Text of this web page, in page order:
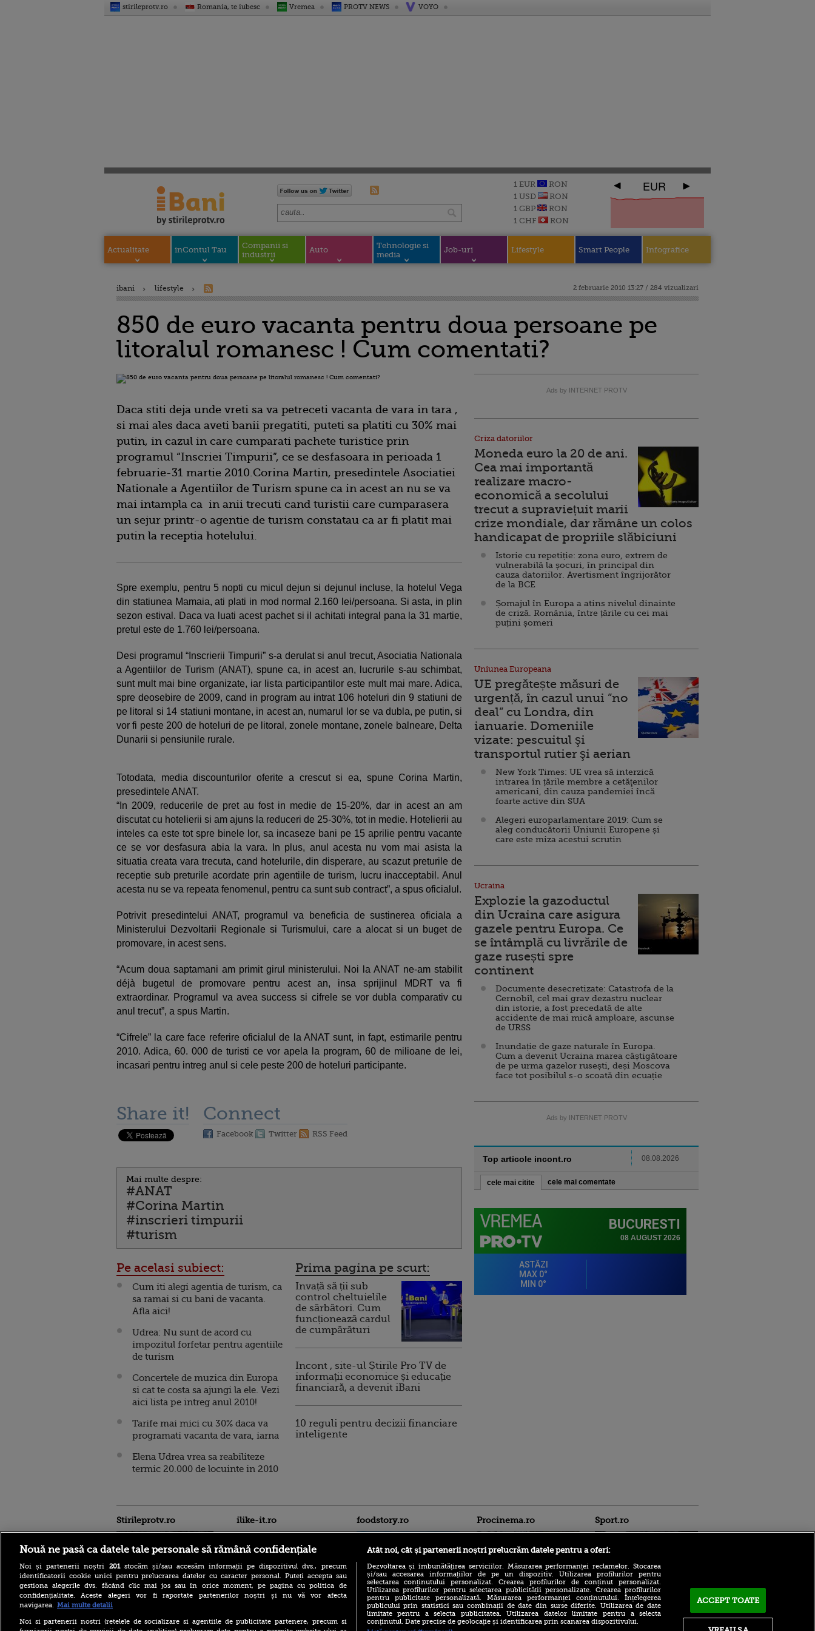
stirileprotv.ro Romania, te iubesc Vremea PROTV NEWS VOYO
1 EUR
RON
1 USD
RON
1 GBP
RON
1 CHF
RON
EUR
Actualitate inContul Tau
Companii si
industrii
Auto
Tehnologie si
media
Job-uri Lifestyle Smart People Infografice
ibani lifestyle 2 februarie 2010 13:27 / 284 vizualizari
850 de euro vacanta pentru doua persoane pe
litoralul romanesc ! Cum comentati?
Daca stiti deja unde vreti sa va petreceti vacanta de vara in tara ,
si mai ales daca aveti banii pregatiti, puteti sa platiti cu 30% mai
putin, in cazul in care cumparati pachete turistice prin
programul “Inscriei Timpurii”, ce se desfasoara in perioada 1
februarie-31 martie 2010.Corina Martin, presedintele Asociatiei
Nationale a Agentiilor de Turism spune ca in acest an nu se va
mai intampla ca in anii trecuti cand turistii care cumparasera
un sejur printr-o agentie de turism constatau ca ar fi platit mai
putin la receptia hotelului.
Spre exemplu, pentru 5 nopti cu micul dejun si dejunul incluse, la hotelul Vega
din statiunea Mamaia, ati plati in mod normal 2.160 lei/persoana. Si asta, in plin
sezon estival. Daca va luati acest pachet si il achitati integral pana la 31 martie,
pretul este de 1.760 lei/persoana.
Desi programul “Inscrierii Timpurii” s-a derulat si anul trecut, Asociatia Nationala
a Agentiilor de Turism (ANAT), spune ca, in acest an, lucrurile s-au schimbat,
sunt mult mai bine organizate, iar lista participantilor este mult mai mare. Adica,
spre deosebire de 2009, cand in program au intrat 106 hoteluri din 9 statiuni de
pe litoral si 14 statiuni montane, in acest an, numarul lor se va dubla, pe putin, si
vor fi peste 200 de hoteluri de pe litoral, zonele montane, zonele balneare, Delta
Dunarii si pensiunile rurale.
Totodata, media discounturilor oferite a crescut si ea, spune Corina Martin,
presedintele ANAT.
“In 2009, reducerile de pret au fost in medie de 15-20%, dar in acest an am
discutat cu hotelierii si am ajuns la reduceri de 25-30%, tot in medie. Hotelierii au
inteles ca este tot spre binele lor, sa incaseze bani pe 15 aprilie pentru vacante
ce se vor desfasura abia la vara. In plus, anul acesta nu vom mai asista la
situatia creata vara trecuta, cand hotelurile, din disperare, au scazut preturile de
receptie sub preturile acordate prin agentiile de turism, lucru inacceptabil. Anul
acesta nu se va repeata fenomenul, pentru ca sunt sub contract”, a spus oficialul.
Potrivit presedintelui ANAT, programul va beneficia de sustinerea oficiala a
Ministerului Dezvoltarii Regionale si Turismului, care a alocat si un buget de
promovare, in acest sens.
“Acum doua saptamani am primit girul ministerului. Noi la ANAT ne-am stabilit
déjà bugetul de promovare pentru acest an, insa sprijinul MDRT va fi
extraordinar. Programul va avea success si cifrele se vor dubla comparativ cu
anul trecut”, a spus Martin.
“Cifrele” la care face referire oficialul de la ANAT sunt, in fapt, estimarile pentru
2010. Adica, 60. 000 de turisti ce vor apela la program, 60 de milioane de lei,
incasari pentru intreg anul si cele peste 200 de hoteluri participante.
Share it! Connect
Facebook Twitter RSS Feed
Mai multe despre:
#ANAT
#Corina Martin
#inscrieri timpurii
#turism
Pe acelasi subiect:
Cum iti alegi agentia de turism, ca
sa ramai si cu bani de vacanta.
Afla aici!
Udrea: Nu sunt de acord cu
impozitul forfetar pentru agentiile
de turism
Concertele de muzica din Europa
si cat te costa sa ajungi la ele. Vezi
aici lista pe intreg anul 2010!
Tarife mai mici cu 30% daca va
programati vacanta de vara, iarna
Elena Udrea vrea sa reabiliteze
termic 20.000 de locuinte in 2010
Prima pagina pe scurt:
Invață să ții sub
control cheltuielile
de sărbători. Cum
funcționează cardul
de cumpărături
Incont , site-ul Știrile Pro TV de
informații economice și educație
financiară, a devenit iBani
10 reguli pentru decizii financiare
inteligente
Ads by INTERNET PROTV
Criza datoriilor
Moneda euro la 20 de ani.
Cea mai importantă
realizare macro-
economică a secolului
trecut a supraviețuit marii
crize mondiale, dar rămâne un colos
handicapat de propriile slăbiciuni
Istorie cu repetiție: zona euro, extrem de
vulnerabilă la șocuri, în principal din
cauza datoriilor. Avertisment îngrijorător
de la BCE
Șomajul în Europa a atins nivelul dinainte
de criză. România, între țările cu cei mai
puțini șomeri
Uniunea Europeana
UE pregătește măsuri de
urgență, în cazul unui ”no
deal” cu Londra, din
ianuarie. Domeniile
vizate: pescuitul şi
transportul rutier şi aerian
New York Times: UE vrea să interzică
intrarea în țările membre a cetăţenilor
americani, din cauza pandemiei încă
foarte active din SUA
Alegeri europarlamentare 2019: Cum se
aleg conducătorii Uniunii Europene și
care este miza acestui scrutin
Ucraina
Explozie la gazoductul
din Ucraina care asigura
gazele pentru Europa. Ce
se întâmplă cu livrările de
gaze rusești spre
continent
Documente desecretizate: Catastrofa de la
Cernobîl, cel mai grav dezastru nuclear
din istorie, a fost precedată de alte
accidente de mai mică amploare, ascunse
de URSS
Inundație de gaze naturale în Europa.
Cum a devenit Ucraina marea câștigătoare
de pe urma gazelor rusești, deși Moscova
face tot posibilul s-o scoată din ecuație
Ads by INTERNET PROTV
Top articole incont.ro 08.08.2026
cele mai citite cele mai comentate
Stirileprotv.ro
rămas blocați în peretele
ilike-it.ro foodstory.ro
(P) Descoperă Lumea
Evenimentelor din România
cu Transilvania Events!
Procinema.ro
Nikolaj Coster-Waldau din
Urzeala Tronurilor și
Sport.ro
Farul Constanța - FK
Csikszereda se joacă acum!
Fluier de start la Ovidiu
Nouă ne pasă ca datele tale personale să rămână confidențiale
Noi și partenerii noștri 201stocăm și/sau accesăm informații pe dispozitivul dvs., precum
identificatorii cookie unici pentru prelucrarea datelor cu caracter personal. Puteți accepta sau
gestiona alegerile dvs. făcând clic mai jos sau în orice moment, pe pagina cu politica de
confidențialitate. Aceste alegeri vor fi raportate partenerilor noștri și nu vă vor afecta
navigarea. Mai multe detalii
Noi si partenerii nostri (retelele de socializare si agentiile de publicitate partenere, precum si
Atât noi, cât și partenerii noștri prelucrăm datele pentru a oferi:
Dezvoltarea și îmbunătățirea serviciilor. Măsurarea performanței reclamelor. Stocarea
și/sau accesarea informațiilor de pe un dispozitiv. Utilizarea profilurilor pentru
selectarea conținutului personalizat. Crearea profilurilor de conținut personalizat.
Utilizarea profilurilor pentru selectarea publicității personalizate. Crearea profilurilor
pentru publicitate personalizată. Măsurarea performanței conținutului. Înțelegerea
publicului prin statistici sau combinații de date din surse diferite. Utilizarea de date
limitate pentru a selecta publicitatea. Utilizarea datelor limitate pentru a selecta
conținutul. Date precise de geolocație și identificarea prin scanarea dispozitivului.
ACCEPT TOATE